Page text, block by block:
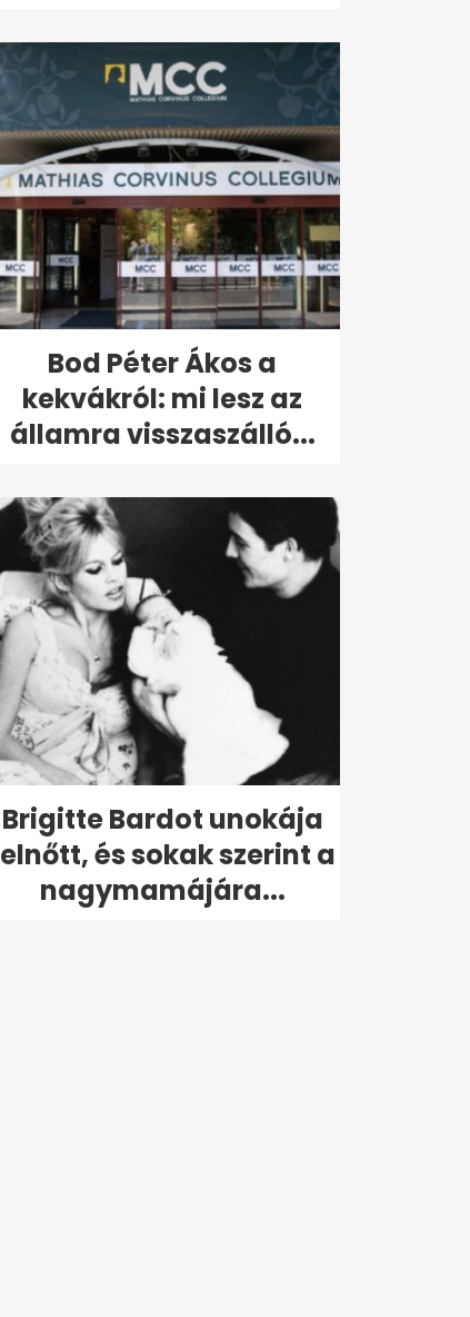
Bod Péter Ákos a
kekvákról: mi lesz az
államra visszaszálló...
Brigitte Bardot unokája
és sokak szerint a
nagymamájára...